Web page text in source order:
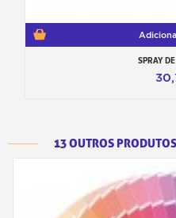
SPRAY
13 OUTROS